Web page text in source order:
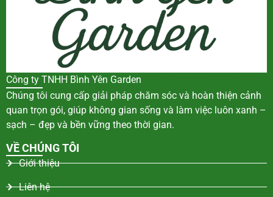
Công ty TNHH Bình Yên Garden
Chúng tôi cung cấp giải pháp chăm sóc và hoàn thiện cảnh
quan trọn gói, giúp không gian sống và làm việc luôn xanh –
sạch – đẹp và bền vững theo thời gian.
VỀ CHÚNG TÔI
Giới thiệu
Liên hệ